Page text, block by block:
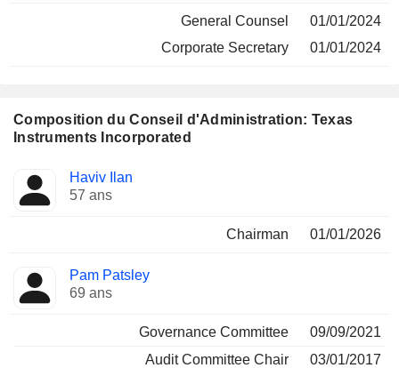
General Counsel
01/01/2024
Corporate Secretary
01/01/2024
Composition du Conseil d'Administration: Texas
Instruments Incorporated
Administrateur Comités
Haviv Ilan
57 ans
Chairman 01/01/2026
Pam Patsley
69 ans
Governance Committee
09/09/2021
Audit Committee Chair
03/01/2017